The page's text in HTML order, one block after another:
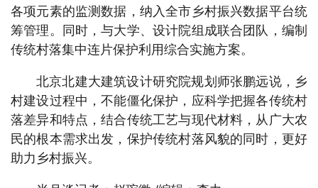
各项元素的监测数据，纳入全市乡村振兴数据平台统
筹管理。同时，与大学、设计院组成联合团队，编制
传统村落集中连片保护利用综合实施方案。
北京北建大建筑设计研究院规划师张鹏远说，乡
村建设过程中，不能僵化保护，应科学把握各传统村
落差异和特点，结合传统工艺与现代材料，从广大农
民的根本需求出发，保护传统村落风貌的同时，更好
助力乡村振兴。